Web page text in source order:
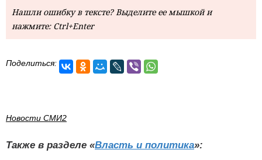
Нашли ошибку в тексте? Выделите ее мышкой и
нажмите: Ctrl+Enter
Поделиться:
Новости СМИ2
Также в разделе «Власть и политика»: